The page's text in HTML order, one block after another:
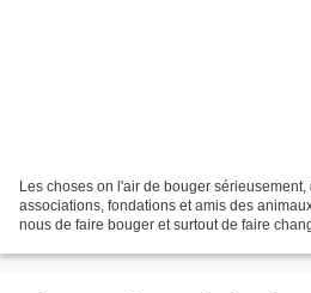
Les choses on l'air de bouger
associations, fondations et amis des
nous de faire bouger et surtout de faire